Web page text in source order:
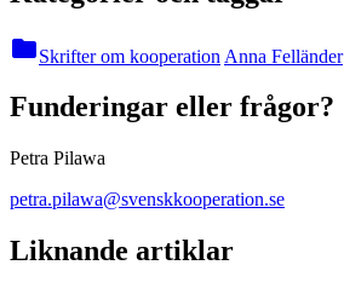
folderSkrifter om kooperation Anna Felländer
Funderingar eller frågor?
Petra Pilawa
petra.pilawa@svenskkooperation.se
Liknande artiklar